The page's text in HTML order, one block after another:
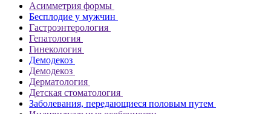
Асимметрия формы
Бесплодие у мужчин
Гастроэнтерология
Гепатология
Гинекология
Демодекоз
Демодекоз
Дерматология
Детская стоматология
Заболевания, передающиеся половым путем